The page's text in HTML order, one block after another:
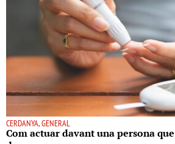
CERDANYA, GENERAL
Com actuar davant una persona